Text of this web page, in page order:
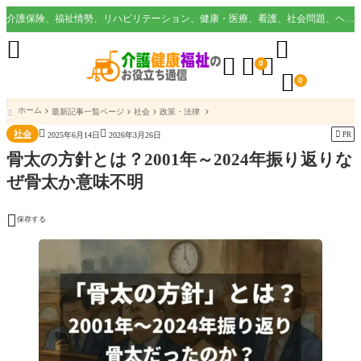
介護保険、福祉情勢、リハビリテーション、健康・医療、看護、社会問題、ヘルスケア業界など様々な切り口から役立つ情報を配信。
  0

 0

 ホーム 最新記事一覧ページ 社会 政策・法律
社会  2025年6月14日  2026年3月26日  PR
骨太の方針とは？2001年～2024年振り返りな
ぜ骨太か意味不明
 保存する